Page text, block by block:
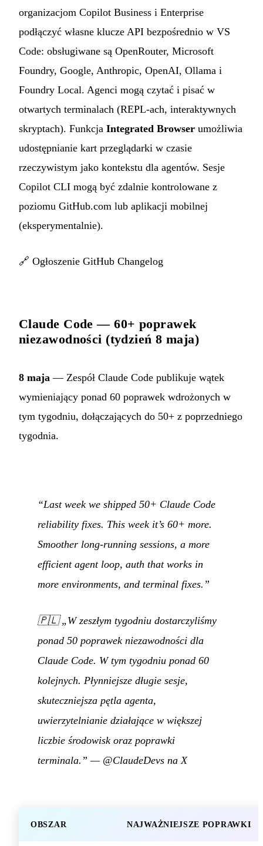
organizacjom Copilot Business i Enterprise
podłączyć własne klucze API bezpośrednio w VS
Code: obsługiwane są OpenRouter, Microsoft
Foundry, Google, Anthropic, OpenAI, Ollama i
Foundry Local. Agenci mogą czytać i pisać w
otwartych terminalach (REPL-ach, interaktywnych
skryptach). Funkcja Integrated Browser umożliwia
udostępnianie kart przeglądarki w czasie
rzeczywistym jako kontekstu dla agentów. Sesje
Copilot CLI mogą być zdalnie kontrolowane z
poziomu GitHub.com lub aplikacji mobilnej
(eksperymentalnie).
🔗 Ogłoszenie GitHub Changelog
Claude Code — 60+ poprawek
niezawodności (tydzień 8 maja)
8 maja — Zespół Claude Code publikuje wątek
wymieniający ponad 60 poprawek wdrożonych w
tym tygodniu, dołączających do 50+ z poprzedniego
tygodnia.
“Last week we shipped 50+ Claude Code
reliability fixes. This week it’s 60+ more.
Smoother long-running sessions, a more
efficient agent loop, auth that works in
more environments, and terminal fixes.”
🇵🇱„W zeszłym tygodniu dostarczyliśmy
ponad 50 poprawek niezawodności dla
Claude Code. W tym tygodniu ponad 60
kolejnych. Płynniejsze długie sesje,
skuteczniejsza pętla agenta,
uwierzytelnianie działające w większej
liczbie środowisk oraz poprawki
terminala.” — @ClaudeDevs na X
OBSZAR NAJWAŻNIEJSZE POPRAWKI